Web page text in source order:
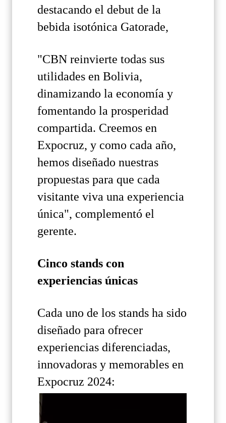
destacando el debut de la
bebida isotónica Gatorade,
"CBN reinvierte todas sus
utilidades en Bolivia,
dinamizando la economía y
fomentando la prosperidad
compartida. Creemos en
Expocruz, y como cada año,
hemos diseñado nuestras
propuestas para que cada
visitante viva una experiencia
única", complementó el
gerente.
Cinco stands con
experiencias únicas
Cada uno de los stands ha sido
diseñado para ofrecer
experiencias diferenciadas,
innovadoras y memorables en
Expocruz 2024: